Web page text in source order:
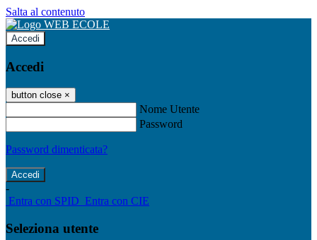
Salta al contenuto
Accedi
Accedi
button close ×
Nome Utente
Password
Password dimenticata?
-
Entra con SPID Entra con CIE
Seleziona utente